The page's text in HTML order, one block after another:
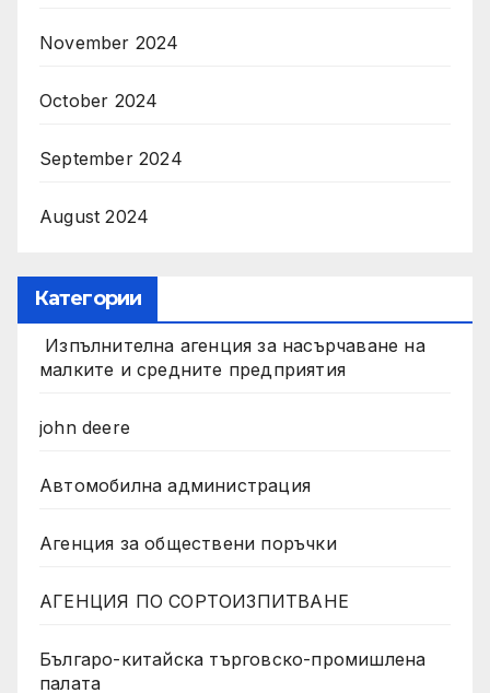
November 2024
October 2024
September 2024
August 2024
Категории
Изпълнителна агенция за насърчаване на
малките и средните предприятия
john deere
Автомобилна администрация
Агенция за обществени поръчки
АГЕНЦИЯ ПО СОРТОИЗПИТВАНЕ
Българо-китайска търговско-промишлена
палата